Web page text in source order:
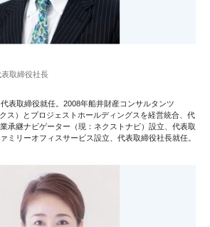
取締役社長
表取締役就任。2008年船井財産コンサルタンツ
ス）とプロジェストホールディングスを経営統合、代
承継ナビゲーター（現：ネクストナビ）設立、代表取
ミリーオフィスサービス設立、代表取締役社長就任。